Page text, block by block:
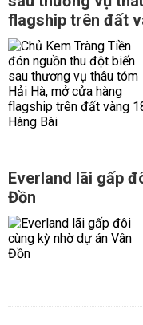
flagship trên đất
Everland lãi gấp
Đồn